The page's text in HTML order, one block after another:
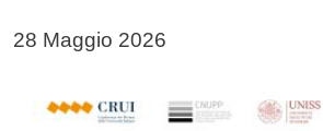
Data di pubblicazione della notizia
28 Maggio 2026
Immagine notizia
Immagine
Testo notizia